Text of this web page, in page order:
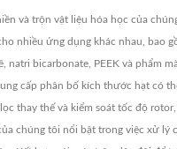
và trộn vật liệu hóa học của
nhiều ứng dụng khác nhau, bao
natri bicarbonate, PEEK và phẩm
cấp phân bố kích thước hạt có
thay thế và kiểm soát tốc độ
chúng tôi nổi bật trong việc xử lý